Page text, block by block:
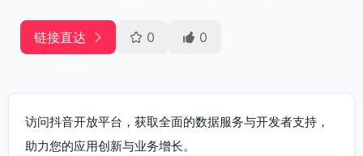
链接直达 0 0
访问抖音开放平台，获取全面的数据服务与开发者支持，
助力您的应用创新与业务增长。